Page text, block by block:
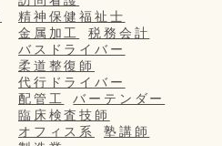
精神保健福祉士
金属加工
税務会計
バスドライバー
柔道整復師
代行ドライバー
配管工
バーテンダー
臨床検査技師
オフィス系
塾講師